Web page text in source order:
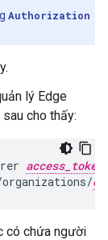
Authorization
lý Edge
cho thấy:
access_token
có chứa người